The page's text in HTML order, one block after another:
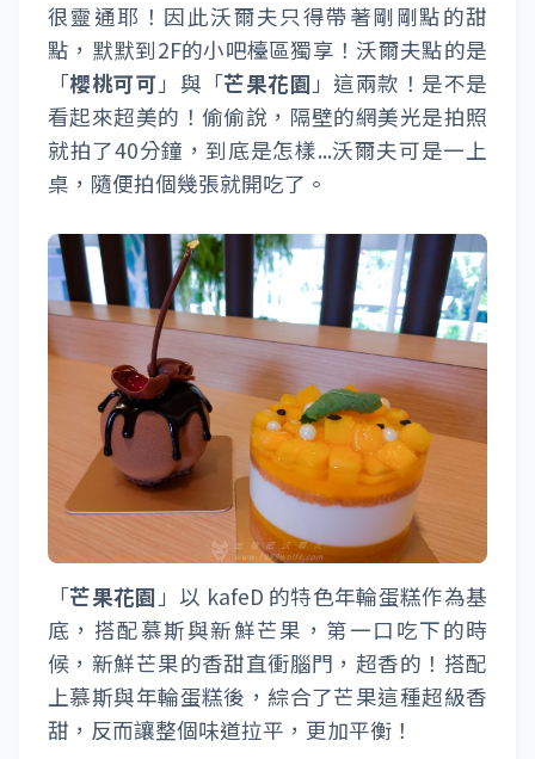
很靈通耶！因此沃爾夫只得帶著剛剛點的甜
點，默默到2F的小吧檯區獨享！沃爾夫點的是
「櫻桃可可」與「芒果花園」這兩款！是不是
看起來超美的！偷偷說，隔壁的網美光是拍照
就拍了40分鐘，到底是怎樣...沃爾夫可是一上
桌，隨便拍個幾張就開吃了。
「芒果花園 」以 kafeD 的特色年輪蛋糕作為基
底，搭配慕斯與新鮮芒果，第一口吃下的時
候，新鮮芒果的香甜直衝腦門，超香的！搭配
上慕斯與年輪蛋糕後，綜合了芒果這種超級香
甜，反而讓整個味道拉平，更加平衡！